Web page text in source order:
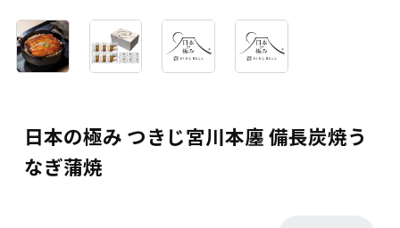
日本の極み つきじ宮川本廛 備長炭焼う
なぎ蒲焼